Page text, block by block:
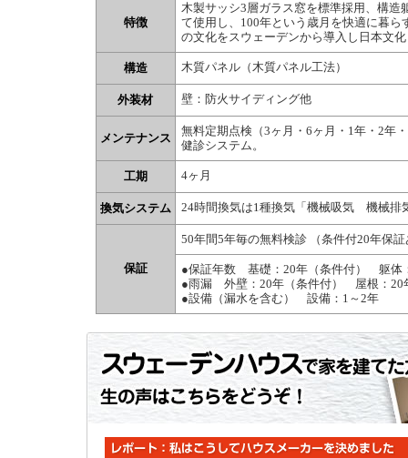
特徴
木製サッシ3層ガラス窓を標準採用、構造
て使用し、100年という歳月を快適に暮
の文化をスウェーデンから導入し日本文
構造 木質パネル（木質パネル工法）
外装材 壁：防火サイディング他
メンテナンス
無料定期点検（3ヶ月・6ヶ月・1年・2年
健診システム。
工期 4ヶ月
換気システム 24時間換気は1種換気「機械吸気 機械排
保証
50年間5年毎の無料検診 （条件付20年保
●保証年数 基礎：20年（条件付） 躯体
●雨漏 外壁：20年（条件付） 屋根：20
●設備（漏水を含む） 設備：1～2年